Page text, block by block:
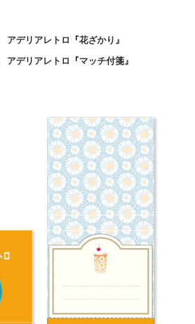
アデリアレトロ『花ざかり』
アデリアレトロ『マッチ付箋』